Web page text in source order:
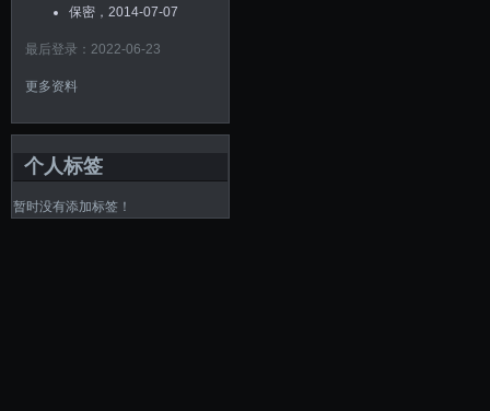
保密，2014-07-07
最后登录：2022-06-23
更多资料
个人标签
暂时没有添加标签！